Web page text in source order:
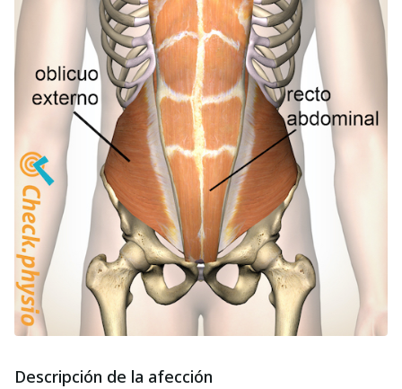
Descripción de la afección